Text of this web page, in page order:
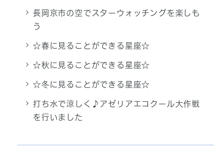
長岡京市の空でスターウォッチングを楽しも
う
☆春に見ることができる星座☆
☆秋に見ることができる星座☆
☆冬に見ることができる星座☆
打ち水で涼しく♪アゼリアエコクール大作戦
を行いました